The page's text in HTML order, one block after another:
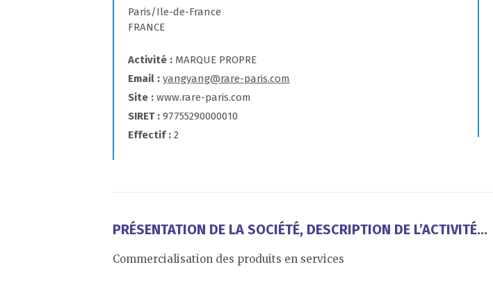
Paris/Ile-de-France
FRANCE
Activité
MARQUE PROPRE
Email
yangyang@rare-paris.com
Site
www.rare-paris.com
SIRET
97755290000010
Effectif
2
PRÉSENTATION DE LA SOCIÉTÉ, DESCRIPTION DE L’ACTIVITÉ...
Commercialisation des produits en services